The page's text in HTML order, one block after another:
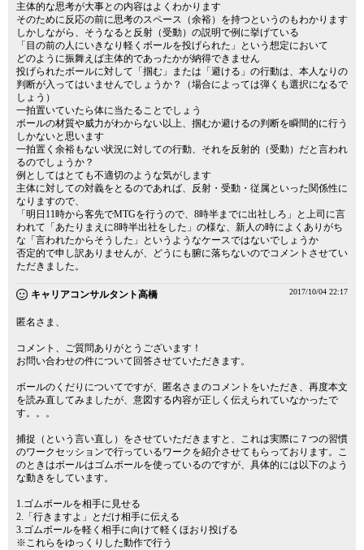
主体的な思考が大事との内容はよくわかります
そのために反応の前に思考のスペース（余裕）を持つというのもわかります
しかしながら、そうなると反射（受動）の説明で例に挙げている
「目の前の人にいきなり軽くボールを投げられた」という想定において
どのように振舞えば主体的であったかが納得できません
投げられたボールに対して「掴む」または「避ける」の行動は、本人なりの
判断が入ってはいませんでしょうか？（場合によっては弾くも選択になるで
しょう）
一拍置いていたら体に当たることでしょう
ボールの材質や威力がわからない以上、掴むか避けるの判断を瞬間的に行う
しかないと思います
一拍置く余裕もない状況に対しての行動、それを反射的（受動）だと言われ
るのでしょうか？
例としてはとても不適切のような気がします
主体に対しての対義をとるのであれば、反射・受動・従属といった関係性に
なりますので、
「明日11時から客先でMTGを行うので、8時半までに出社しろ」と上司に言
われて「あたりまえに8時半出社をした」の様な、新人の時によくありがち
な「言われたからそうした」というようなケースではないでしょうか
否定的で申し訳ありませんが、どうにも腑に落ちないのでコメントさせてい
ただきました。
キャリアコンサルタント高橋 2017/10/04 22:17
匿名さま、
コメント、ご質問ありがとうございます！
お問い合わせの件について回答させていただきます。
ボールのくだりについてですが、匿名さまのコメントをいただき、再度本文
を読み直してみましたが、意図する内容が正しく伝えられていなかったで
す。。。
捕捉（という言い直し）をさせていただきますと、これは実際に７つの習慣
のワークセッションで行っているワークを紹介させてもらっております。こ
のときはボールはゴムボールを使っているのですが、具体的には以下のよう
な動きをしています。
1.ゴムボールを相手に見せる
2.「行きますよ」とだけ相手に伝える
3.ゴムボールを軽く相手に向けて軽くほおり投げる
※これらをゆっくりした動作で行う